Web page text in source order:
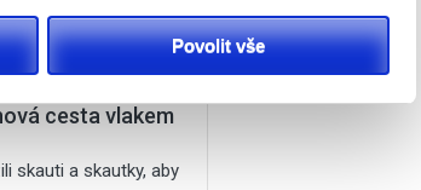
naší návštěvnosti využíváme soubory
sociální média, inzerci a analýzy. Partneři
Povolit vše
Betlémské světlo.
cesta vlakem
skauti a skautky, aby